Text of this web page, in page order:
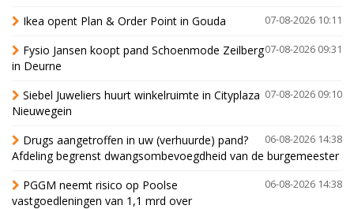
07-08-2026 10:11
Ikea opent Plan & Order Point in Gouda
07-08-2026 09:31
Fysio Jansen koopt pand Schoenmode Zeilberg
in Deurne
07-08-2026 09:10
Siebel Juweliers huurt winkelruimte in Cityplaza
Nieuwegein
06-08-2026 14:38
Drugs aangetroffen in uw (verhuurde) pand?
Afdeling begrenst dwangsombevoegdheid van de burgemeester
06-08-2026 14:38
PGGM neemt risico op Poolse
vastgoedleningen van 1,1 mrd over